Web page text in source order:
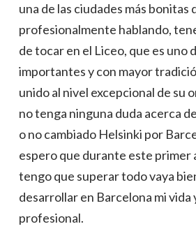
una de las ciudades más bonitas
profesionalmente hablando,
de tocar en el Liceo, que es uno
importantes y con mayor
unido al nivel excepcional de su
no tenga ninguna duda acerca
o no cambiado Helsinki por
espero que durante este primer
tengo que superar todo vaya
desarrollar en Barcelona mi vida
profesional.